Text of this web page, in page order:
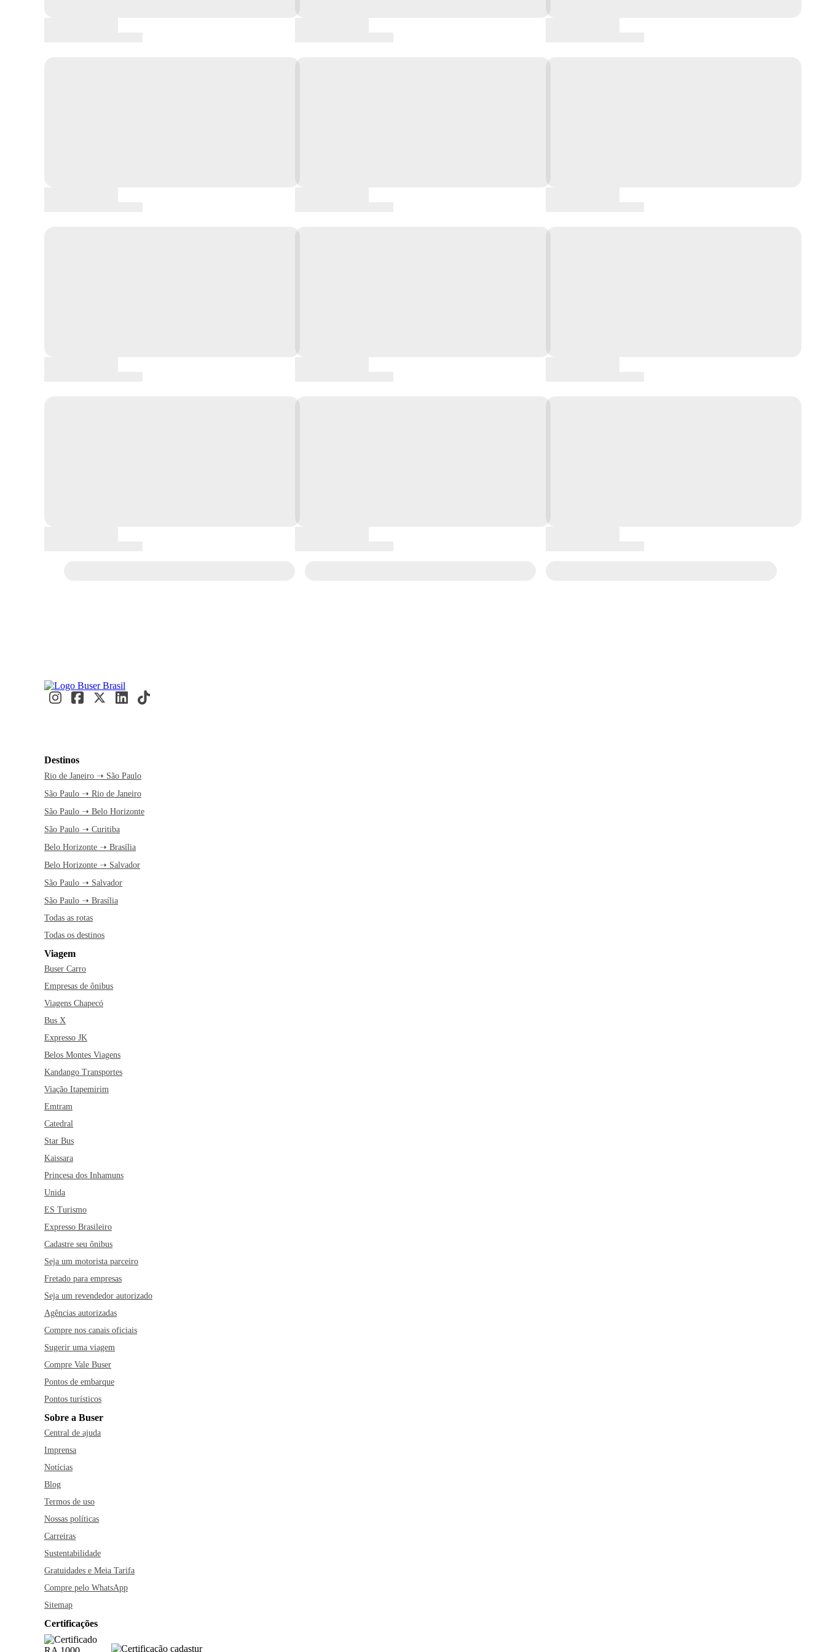
Destinos
Rio de Janeiro ➝ São Paulo
São Paulo ➝ Rio de Janeiro
São Paulo ➝ Belo Horizonte
São Paulo ➝ Curitiba
Belo Horizonte ➝ Brasília
Belo Horizonte ➝ Salvador
São Paulo ➝ Salvador
São Paulo ➝ Brasília
Todas as rotas
Todas os destinos
Viagem
Buser Carro
Empresas de ônibus
Viagens Chapecó
Bus X
Expresso JK
Belos Montes Viagens
Kandango Transportes
Viação Itapemirim
Emtram
Catedral
Star Bus
Kaissara
Princesa dos Inhamuns
Unida
ES Turismo
Expresso Brasileiro
Cadastre seu ônibus
Seja um motorista parceiro
Fretado para empresas
Seja um revendedor autorizado
Agências autorizadas
Compre nos canais oficiais
Sugerir uma viagem
Compre Vale Buser
Pontos de embarque
Pontos turísticos
Sobre a Buser
Central de ajuda
Imprensa
Notícias
Blog
Termos de uso
Nossas políticas
Carreiras
Sustentabilidade
Gratuidades e Meia Tarifa
Compre pelo WhatsApp
Sitemap
Certificações